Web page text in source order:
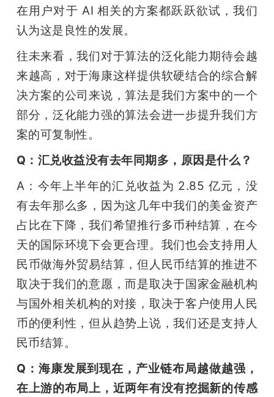
在用户对于 AI 相关的方案都跃跃欲试，我们
认为这是良性的发展。
往未来看，我们对于算法的泛化能力期待会越
来越高，对于海康这样提供软硬结合的综合解
决方案的公司来说，算法是我们方案中的一个
部分，泛化能力强的算法会进一步提升我们方
案的可复制性。
Q：汇兑收益没有去年同期多，原因是什么？
A：今年上半年的汇兑收益为 2.85 亿元，没
有去年那么多，因为这几年中我们的美金资产
占比在下降，我们希望推行多币种结算，在今
天的国际环境下会更合理。我们也会支持用人
民币做海外贸易结算，但人民币结算的推进不
取决于我们的意愿，而是取决于国家金融机构
与国外相关机构的对接，取决于客户使用人民
币的便利性，但从趋势上说，我们还是支持人
民币结算。
Q：海康发展到现在，产业链布局越做越强，
在上游的布局上，近两年有没有挖掘新的传感